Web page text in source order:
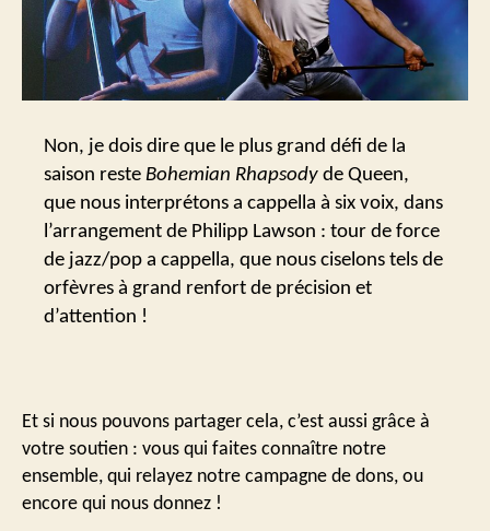
Non, je dois dire que le plus grand défi de la
saison reste Bohemian Rhapsody de Queen,
que nous interprétons a cappella à six voix, dans
l’arrangement de Philipp Lawson : tour de force
de jazz/pop a cappella, que nous ciselons tels de
orfèvres à grand renfort de précision et
d’attention !
Et si nous pouvons partager cela, c’est aussi grâce à
votre soutien : vous qui faites connaître notre
ensemble, qui relayez notre campagne de dons, ou
encore qui nous donnez !